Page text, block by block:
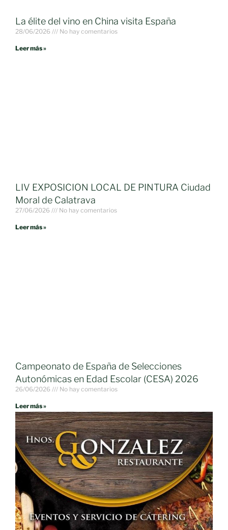
La élite del vino en China visita España
28/06/2026 No hay comentarios
Leer más »
LIV EXPOSICION LOCAL DE PINTURA Ciudad
Moral de Calatrava
27/06/2026 No hay comentarios
Leer más »
Campeonato de España de Selecciones
Autonómicas en Edad Escolar (CESA) 2026
26/06/2026 No hay comentarios
Leer más »